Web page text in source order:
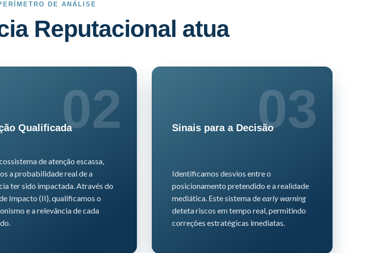
DE ANÁLISE
Reputacional atua
02
Qualificada
de atenção escassa,
a probabilidade real de a
ter sido impactada.Através do
Impacto (II), qualificamos o
e a relevância de cada
03
Sinais para a Decisão
Identificamos desvios entre o
posicionamento pretendido e a realidade
mediática. Este sistema deearly warning
deteta riscos em tempo real, permitindo
correções estratégicas imediatas.